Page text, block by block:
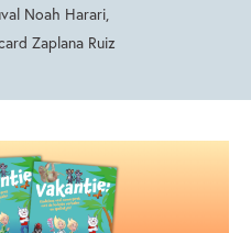
Noah Harari,
Zaplana Ruiz